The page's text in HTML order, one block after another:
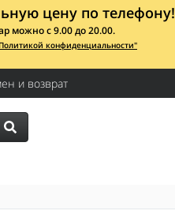
цену по телефону!
можно с 9.00 до 20.00.
конфиденциальности"
и возврат